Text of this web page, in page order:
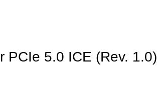
PCIe 5.0 ICE (Rev. 1.0)